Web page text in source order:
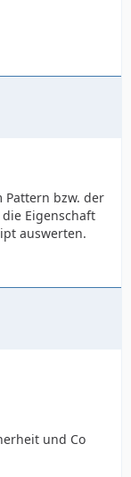
Pattern bzw. der
Eigenschaft
auswerten.
und Co